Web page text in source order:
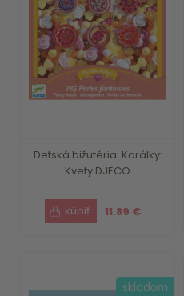
Detská bižutéria: Korálky:
Kvety DJECO
11.89 €
skladom